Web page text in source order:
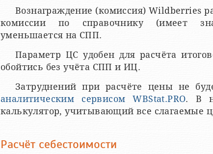
Вознаграждение (комиссия) Wildberries
комиссии по справочнику (имеет
уменьшается на СПП.
Параметр ЦС удобен для расчёта
обойтись без учёта СПП и ИЦ.
Затруднений при расчёте цены не
аналитическим сервисом WBStat.PRO. В
калькулятор, учитывающий все слагаемые
Расчёт себестоимости